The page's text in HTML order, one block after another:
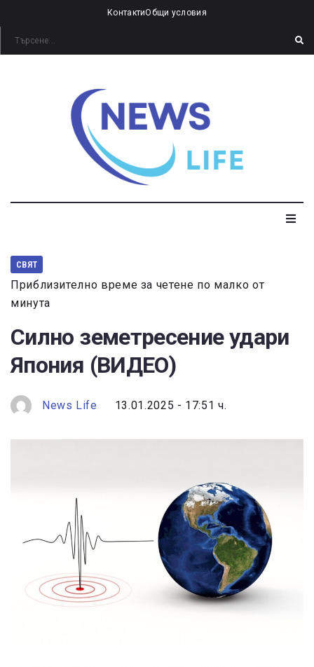
КонтактиОбщи условия
СВЯТ
Приблизително време за четене по малко от
минута
Силно земетресение удари
Япония (ВИДЕО)
News Life 13.01.2025 - 17:51 ч.